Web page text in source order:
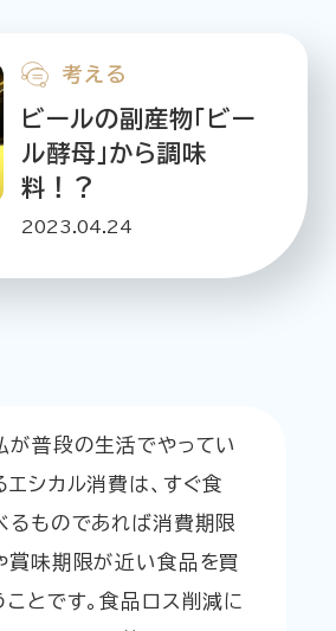
考える
ビールの副産物「ビー
ル酵母」から調味
料！？
2023.04.24
が普段の生活でやってい
エシカル消費は、すぐ食
るものであれば消費期限
賞味期限が近い食品を買
ことです。食品ロス削減に